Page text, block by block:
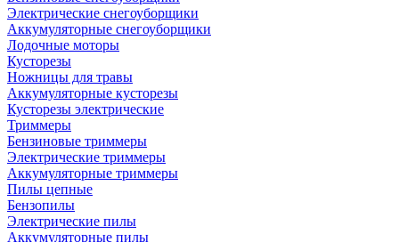
Электрические снегоуборщики
Аккумуляторные снегоуборщики
Лодочные моторы
Кусторезы
Ножницы для травы
Аккумуляторные кусторезы
Кусторезы электрические
Триммеры
Бензиновые триммеры
Электрические триммеры
Аккумуляторные триммеры
Пилы цепные
Бензопилы
Электрические пилы
Аккумуляторные пилы